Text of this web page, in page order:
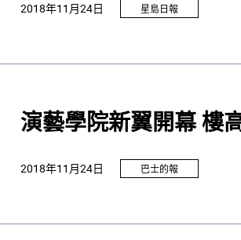
星島日報
2018年11月24日
演藝學院新翼開幕 樓
巴士的報
2018年11月24日